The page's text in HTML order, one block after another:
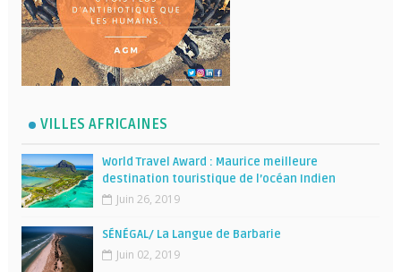
VILLES AFRICAINES
World Travel Award : Maurice meilleure
destination touristique de l’océan Indien
Juin 26, 2019
SÉNÉGAL/ La Langue de Barbarie
Juin 02, 2019